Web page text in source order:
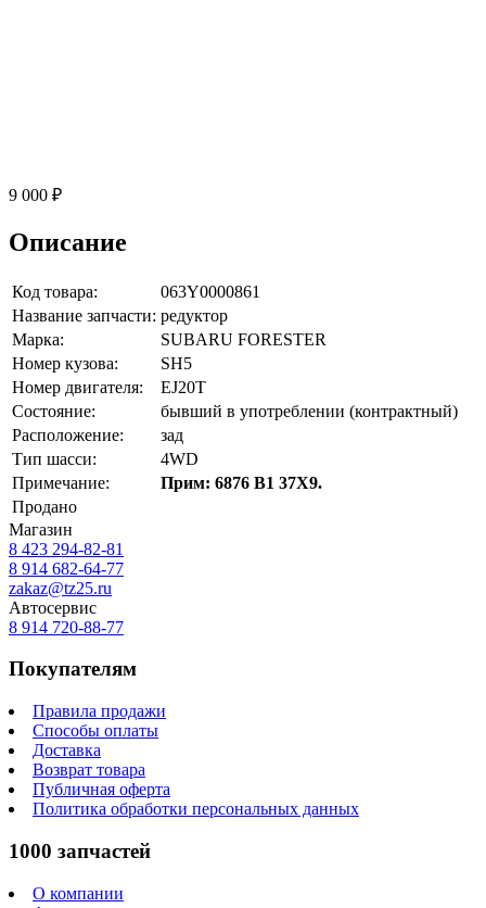
9 000 ₽
Описание
Код товара:
063Y0000861
Название запчасти: редуктор
Марка:
SUBARU FORESTER
Номер кузова:
SH5
Номер двигателя:
EJ20T
Состояние:
бывший в употреблении (контрактный)
Расположение:
зад
Тип шасси:
4WD
Примечание:
Прим: 6876 В1 37Х9.
Продано
Магазин
8 423 294-82-81
8 914 682-64-77
zakaz@tz25.ru
Автосервис
8 914 720-88-77
Покупателям
Правила продажи
Способы оплаты
Доставка
Возврат товара
Публичная оферта
Политика обработки персональных данных
1000 запчастей
О компании